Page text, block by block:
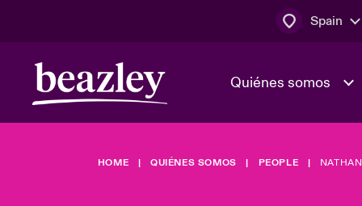
Spain
Quiénes somos
El Consejo
Clientes
HOME QUIÉNES SOMOS PEOPLE